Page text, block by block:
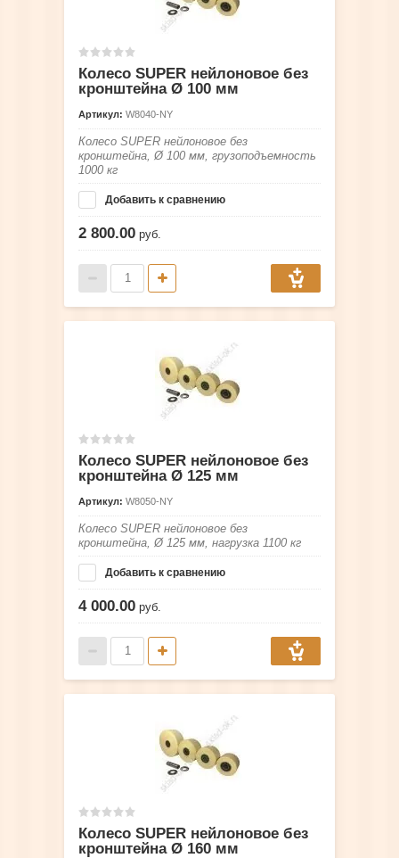
Колесо SUPER нейлоновое без
кронштейна Ø 100 мм
Артикул: W8040-NY
Колесо SUPER нейлоновое без
кронштейна, Ø 100 мм, грузоподъемность
1000 кг
Добавить к сравнению
2 800.00 руб.
Колесо SUPER нейлоновое без
кронштейна Ø 125 мм
Артикул: W8050-NY
Колесо SUPER нейлоновое без
кронштейна, Ø 125 мм, нагрузка 1100 кг
Добавить к сравнению
4 000.00 руб.
Колесо SUPER нейлоновое без
кронштейна Ø 160 мм